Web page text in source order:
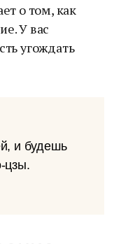
о том, как
У вас
угождать
и будешь
цзы.